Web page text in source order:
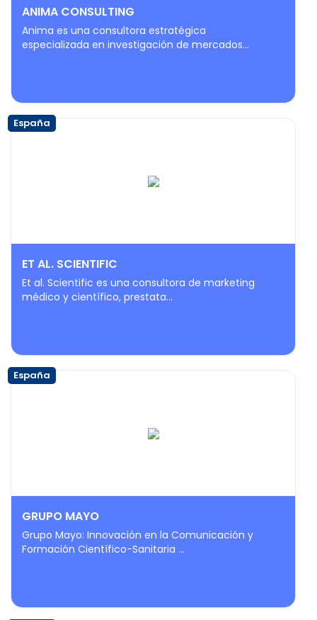
ANIMA CONSULTING
Anima es una consultora estratégica
especializada en investigación de mercados...
España
ET AL. SCIENTIFIC
Et al. Scientific es una consultora de marketing
médico y científico, prestata...
España
GRUPO MAYO
Grupo Mayo: Innovación en la Comunicación y
Formación Científico-Sanitaria ...